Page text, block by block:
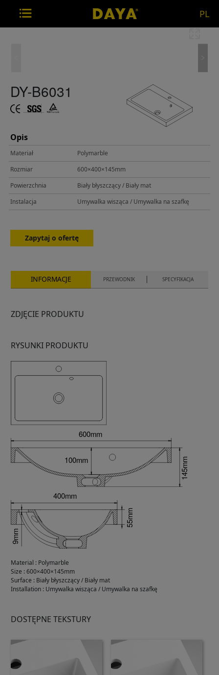
PL
DY-B6031
Opis
Materiał
Polymarble
Rozmiar
600×400×145mm
Powierzchnia
Biały błyszczący / Biały mat
Instalacja
Umywalka wisząca / Umywalka na szafkę
Zapytaj o ofertę
INFORMACJE PRZEWODNIK SPECYFIKACJA
ZDJĘCIE PRODUKTU
RYSUNKI PRODUKTU
Material : Polymarble
Size :600×400×145mm
Surface : Biały błyszczący / Biały mat
Installation : Umywalka wisząca / Umywalka na szafkę
DOSTĘPNE TEKSTURY